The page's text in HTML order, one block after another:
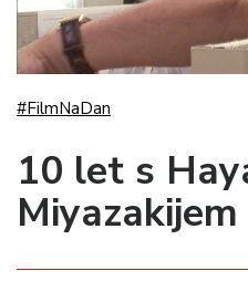
#FilmNaDan
10 let s
Miyazakijem